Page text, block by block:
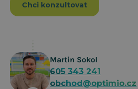
Chci konzultovat
Martin Sokol
605 343 241
obchod@optimio.cz